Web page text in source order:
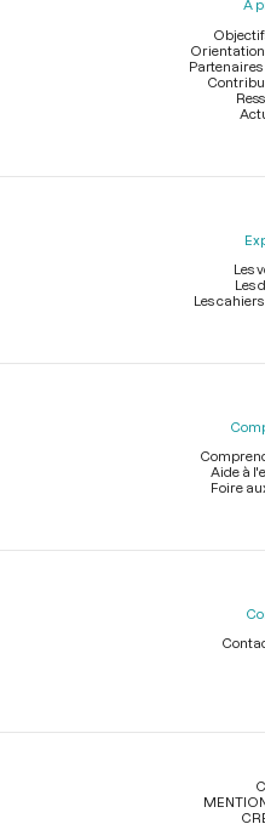
À
Les
Les
Les
Aide à
Foire
Légal